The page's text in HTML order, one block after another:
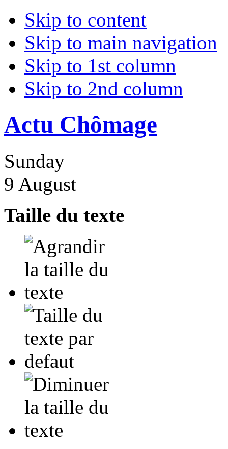
Skip to content
Skip to main navigation
Skip to 1st column
Skip to 2nd column
Actu Chômage
Sunday
9 August
Taille du texte